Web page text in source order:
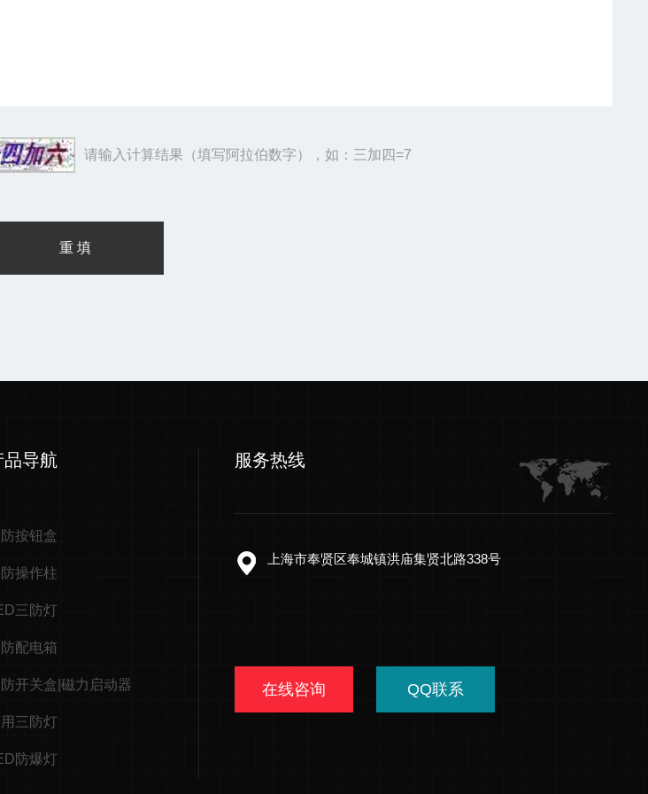
请输入计算结果（填写阿拉伯数字），如：三加四=7
品导航
按钮盒
操作柱
三防灯
配电箱
开关盒|磁力启动器
三防灯
防爆灯
服务热线
上海市奉贤区奉城镇洪庙集贤北路338号
在线咨询 QQ联系